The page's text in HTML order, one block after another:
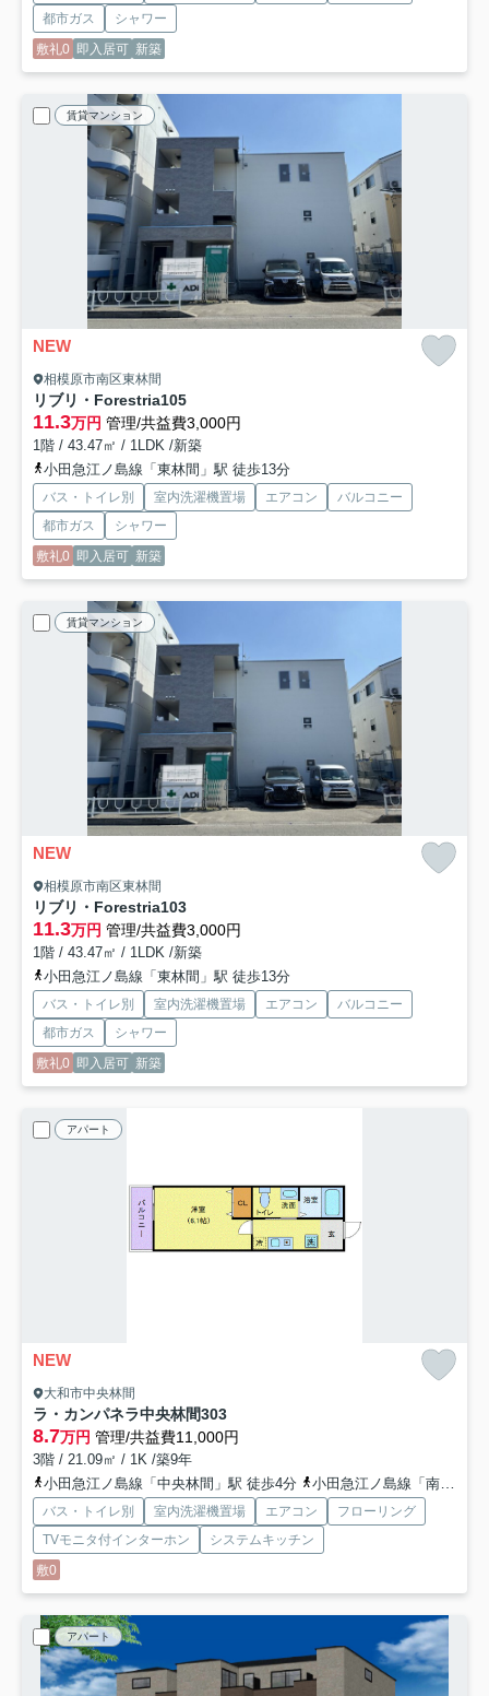
都市ガス
シャワー
敷礼0 即入居可 新築
賃貸マンション
NEW
相模原市南区東林間
リブリ・Forestria105
11.3万円 管理/共益費3,000円
1階 / 43.47㎡ / 1LDK /新築
小田急江ノ島線「東林間」駅 徒歩13分
バス・トイレ別 室内洗濯機置場 エアコン
バルコニー
都市ガス
シャワー
敷礼0 即入居可 新築
賃貸マンション
NEW
相模原市南区東林間
リブリ・Forestria103
11.3万円 管理/共益費3,000円
1階 / 43.47㎡ / 1LDK /新築
小田急江ノ島線「東林間」駅 徒歩13分
バス・トイレ別 室内洗濯機置場 エアコン
バルコニー
都市ガス
シャワー
敷礼0 即入居可 新築
アパート
NEW
大和市中央林間
ラ・カンパネラ中央林間303
8.7万円 管理/共益費11,000円
3階 / 21.09㎡ / 1K /築9年
小田急江ノ島線「中央林間」駅 徒歩4分
小田急江ノ島線「南林間」駅 徒歩18分
バス・トイレ別 室内洗濯機置場 エアコン
フローリング
TVモニタ付インターホン
システムキッチン
敷0
アパート